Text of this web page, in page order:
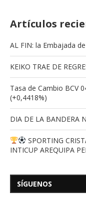
Artículos
AL FIN: la Embajada
KEIKO TRAE DE
Tasa de Cambio BCV
(+0,4418%)
DIA DE LA BANDERA
SPORTING
INTICUP AREQUIPA
SÍGUENOS